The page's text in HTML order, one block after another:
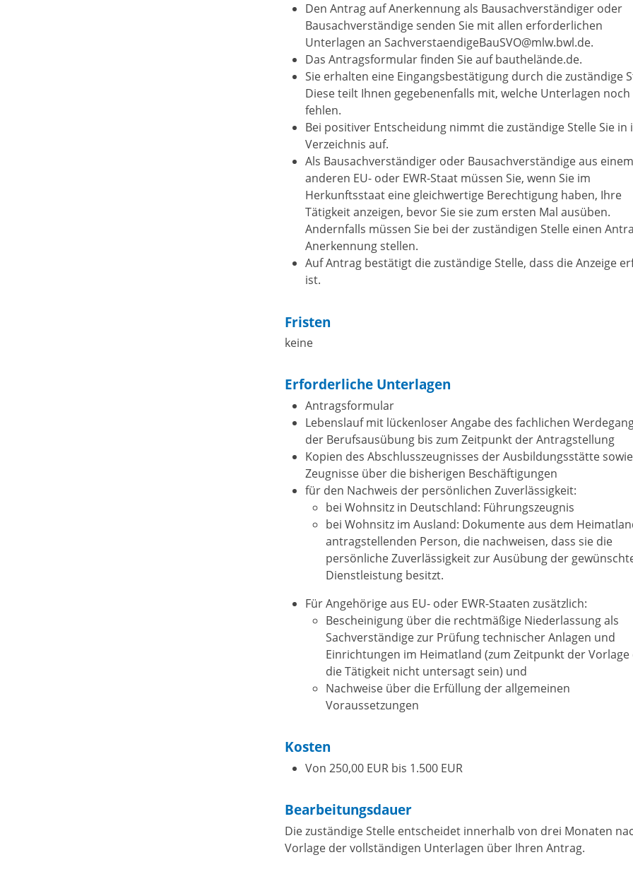
Den Antrag auf Anerkennungals Bausachverständiger oder
Bausachverständige senden Sie mit allen erforderlichen
Unterlagen an SachverstaendigeBauSVO@mlw.bwl.de.
Das Antragsformular finden Sie auf bauthelände.de.
Sie erhalten eine Eingangsbestätigung durch die zuständige
Diese teilt Ihnen gegebenenfalls mit, welche Unterlagen noch
fehlen.
Bei positiver Entscheidung nimmt die zuständige Stelle Sie in
Verzeichnis auf.
Als Bausachverständiger oder Bausachverständige aus einem
anderen EU- oder EWR-Staat müssen Sie, wenn Sie im
Herkunftsstaat eine gleichwertige Berechtigung haben, Ihre
Tätigkeit anzeigen, bevor Sie sie zum ersten Mal ausüben.
Andernfalls müssen Sie bei der zuständigen Stelle einen
Anerkennung stellen.
Auf Antrag bestätigt die zuständige Stelle, dass die Anzeige
ist.
Fristen
keine
Erforderliche Unterlagen
Antragsformular
Lebenslauf mit lückenloser Angabe des fachlichen
der Berufsausübung bis zum Zeitpunkt der Antragstellung
Kopien des Abschlusszeugnisses der Ausbildungsstätte
Zeugnisse über die bisherigen Beschäftigungen
für den Nachweis der persönlichen Zuverlässigkeit:
bei Wohnsitz in Deutschland: Führungszeugnis
bei Wohnsitz im Ausland: Dokumente aus dem
antragstellenden Person, die nachweisen, dass sie die
persönliche Zuverlässigkeit zur Ausübung der
Dienstleistung besitzt.
Für Angehörige aus EU- oder EWR-Staaten zusätzlich:
Bescheinigung über die rechtmäßige Niederlassung als
Sachverständige zur Prüfung technischer Anlagen und
Einrichtungen im Heimatland (zum Zeitpunkt der Vorlage
die Tätigkeit nicht untersagt sein) und
Nachweise über die Erfüllung der allgemeinen
Voraussetzungen
Kosten
Von 250,00 EUR bis 1.500 EUR
Bearbeitungsdauer
Die zuständige Stelle entscheidet innerhalb von drei Monaten
Vorlage der vollständigen Unterlagen über Ihren Antrag.